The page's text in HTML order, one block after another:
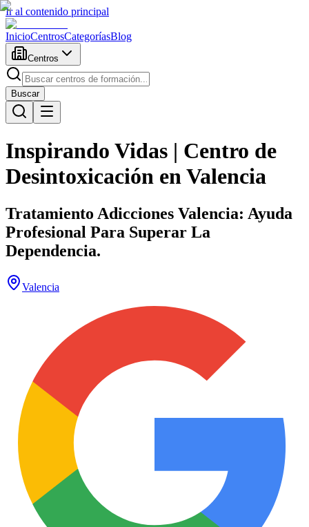
Ir al contenido principal
InicioCentrosCategoríasBlog
Centros
Buscar
Inspirando Vidas | Centro de
Desintoxicación en Valencia
Tratamiento Adicciones Valencia: Ayuda
Profesional Para Superar La
Dependencia.
Valencia